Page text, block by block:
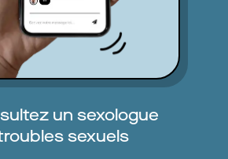
un sexologue
sexuels